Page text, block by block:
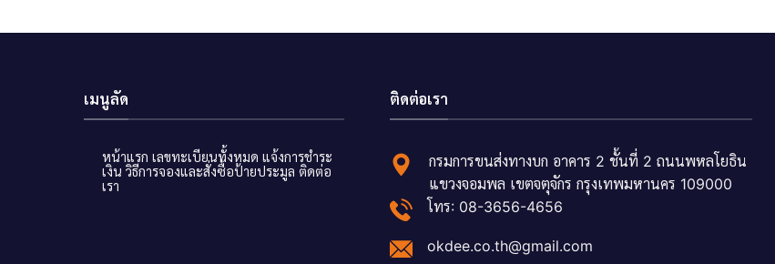
เมนูลัด
หน้าแรก เลขทะเบียนทั้งหมด แจ้งการชำระ
เงิน วิธีการจองและสั่งซื้อป้ายประมูล ติดต่อ
เรา
ติดต่อเรา
กรมการขนส่งทางบก อาคาร 2 ชั้นที่ 2 ถนนพหลโยธิน
แขวงจอมพล เขตจตุจักร กรุงเทพมหานคร 109000
โทร: 08-3656-4656
okdee.co.th@gmail.com